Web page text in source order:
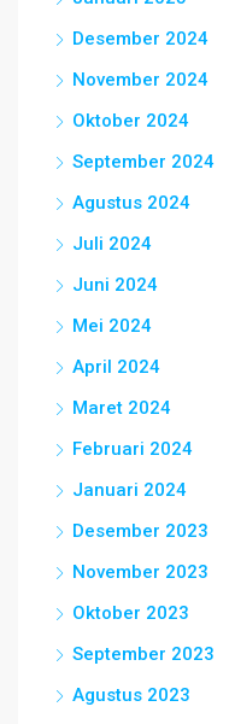
Desember 2024
November 2024
Oktober 2024
September 2024
Agustus 2024
Juli 2024
Juni 2024
Mei 2024
April 2024
Maret 2024
Februari 2024
Januari 2024
Desember 2023
November 2023
Oktober 2023
September 2023
Agustus 2023